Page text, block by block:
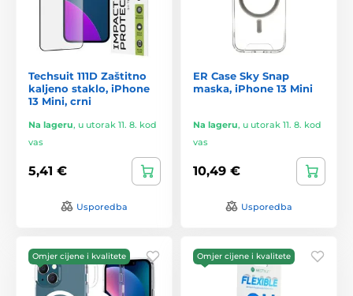
Techsuit 111D Zaštitno
kaljeno staklo, iPhone
13 Mini, crni
Na lageru, u utorak 11. 8. kod
vas
5,41 €
Usporedba
ER Case Sky Snap
maska, iPhone 13 Mini
Na lageru, u utorak 11. 8. kod
vas
10,49 €
Usporedba
Omjer cijene i kvalitete Omjer cijene i kvalitete